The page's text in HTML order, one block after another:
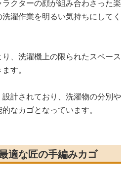
クターの顔が組み合わさった楽
濯作業を明るい気持ちにしてく
、洗濯機上の限られたスペース
す。
計されており、洗濯物の分別や
なカゴとなっています。
適な匠の手編みカゴ